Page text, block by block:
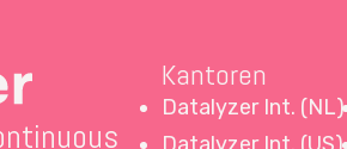
Kantoren
Datalyzer Int. (NL)